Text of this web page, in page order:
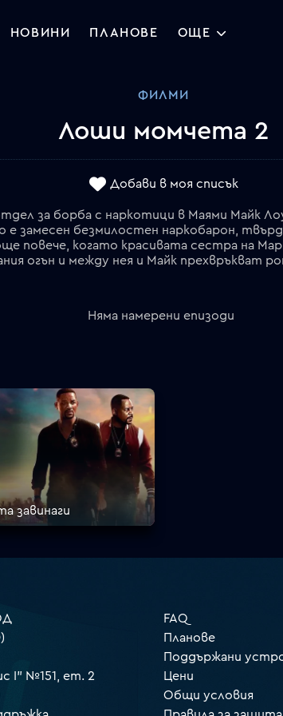
НОВИНИ ПЛАНОВЕ ОЩЕ
ФИЛМИ
Лоши момчета 2
Добави в моя списък
за борба с наркотици в Маями
е замесен безмилостен наркобарон,
повече, когато красивата сестра на
огън и между нея и Майк прехвръкват
Няма намерени епизоди
завинаги
I" №151, ет. 2
FAQ
Планове
Поддържани
Цени
Общи условия